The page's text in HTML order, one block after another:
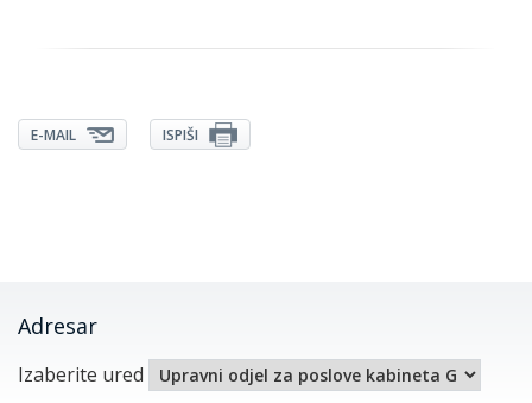
E-MAIL ISPIŠI
Adresar
Izaberite ured